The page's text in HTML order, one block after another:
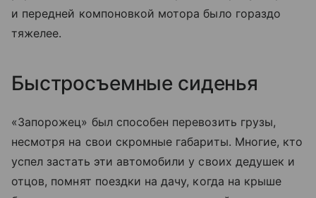
и передней компоновкой мотора было гораздо
тяжелее.
Быстросъемные сиденья
«Запорожец» был способен перевозить грузы,
несмотря на свои скромные габариты. Многие, кто
успел застать эти автомобили у своих дедушек и
отцов, помнят поездки на дачу, когда на крыше